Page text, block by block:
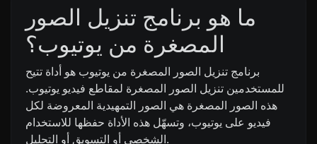
ما هو برنامج تنزيل الصور
المصغرة من يوتيوب؟
برنامج تنزيل الصور المصغرة من يوتيوب هو أداة تتيح
للمستخدمين تنزيل الصور المصغرة لمقاطع فيديو يوتيوب.
هذه الصور المصغرة هي الصور التمهيدية المعروضة لكل
فيديو على يوتيوب، وتسهّل هذه الأداة حفظها للاستخدام
الشخصي أو التسويق أو التحليل.